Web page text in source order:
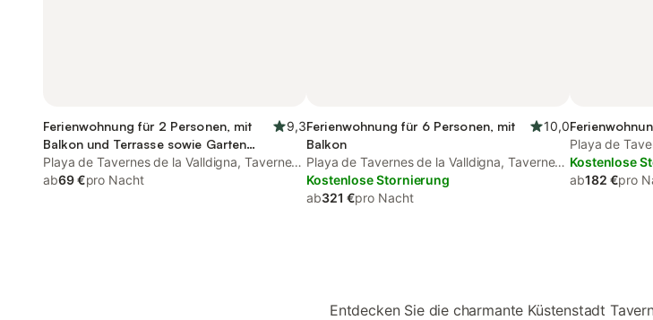
Ferienwohnung für 2 Personen, mit
Balkon und Terrasse sowie Garten
und Ausblick
9,3
Playa de Tavernes de la Valldigna, Tavernes
de la Valldigna
ab69 €pro Nacht
Ferienwohnung für 6 Personen, mit
Balkon
10,0
Playa de Tavernes de la Valldigna, Tavernes
de la Valldigna
Kostenlose Stornierung
ab321 €pro Nacht
Playa de
de la Valldigna
Kostenlose
ab182 €pro
Entdecken Sie die charmante Küstenstadt